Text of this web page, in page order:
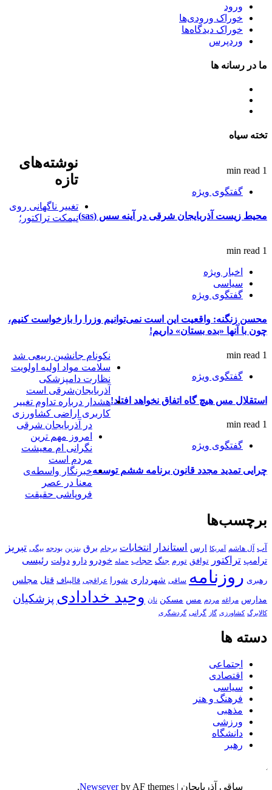
ورود
خوراک ورودی‌ها
خوراک دیدگاه‌ها
وردپرس
ما در رسانه ها
تخته سیاه
1 min read
گفتگوی ویژه
محیط زیست آذربایجان شرقی در آینه سس (sas)
1 min read
اخبار ویژه
سیاسی
گفتگوی ویژه
محسن زنگنه: واقعیت این است نمی‌توانیم وزرا را بازخواست کنیم،
چون با آنها «بده بستان» داریم!
1 min read
گفتگوی ویژه
استقلال مس هیچ گاه اتفاق نخواهد افتاد!
1 min read
گفتگوی ویژه
چرایی تمدید مجدد قانون برنامه ششم توسعه
نوشته‌های
تازه
تغییر ناگهانی روی
نیمکت تراکتور؛
نکونام جانشین ربیعی شد
سلامت مواد اولیه اولویت
نظارت دامپزشکی
آذربایجان‌شرقی است
هشدار درباره تداوم تغییر
کاربری اراضی کشاورزی
در آذربایجان شرقی
امروز مهم‌ ترین
نگرانی‌ ام معیشت
مردم است
خبرنگار واسطه‌ی
معنا در عصر
فروپاشی حقیقت
برچسب‌ها
آب آل هاشم آمریکا ارس استاندار انتخابات برجام برق بنزین بودجه بیگی تبریز
ترامپ تراکتور توافق تورم جنگ حجاب حمله خودرو دارو دولت رئیسی
رهبری روزنامه ساقی شهرداری شورا عراقچی قالیباف قتل مجلس
مدارس مراغه مردم مس مسکن نان وحید خدادادی پزشکیان
کالابرگ کشاورزی گاز گرانی گردشگری
دسته ها
اجتماعی
اقتصادی
سیاسی
فرهنگ و هنر
مذهبی
ورزشی
دانشگاه
رهبر
ساقی آذربایجان |
Newseverby AF themes.